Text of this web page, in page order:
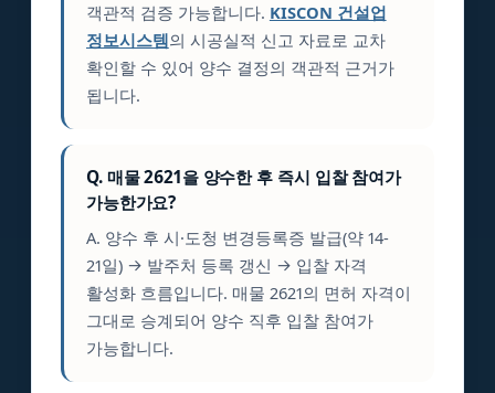
객관적 검증 가능합니다. KISCON 건설업
정보시스템의 시공실적 신고 자료로 교차
확인할 수 있어 양수 결정의 객관적 근거가
됩니다.
Q. 매물 2621을 양수한 후 즉시 입찰 참여가
가능한가요?
A. 양수 후 시·도청 변경등록증 발급(약 14-
21일) → 발주처 등록 갱신 → 입찰 자격
활성화 흐름입니다. 매물 2621의 면허 자격이
그대로 승계되어 양수 직후 입찰 참여가
가능합니다.